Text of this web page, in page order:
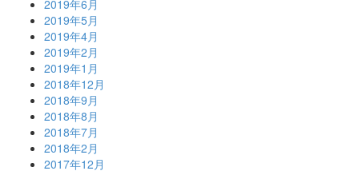
2019年6月
2019年5月
2019年4月
2019年2月
2019年1月
2018年12月
2018年9月
2018年8月
2018年7月
2018年2月
2017年12月